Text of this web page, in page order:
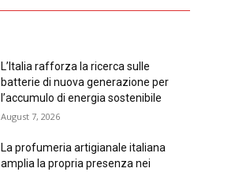
L’Italia rafforza la ricerca sulle
batterie di nuova generazione per
l’accumulo di energia sostenibile
August 7, 2026
La profumeria artigianale italiana
amplia la propria presenza nei